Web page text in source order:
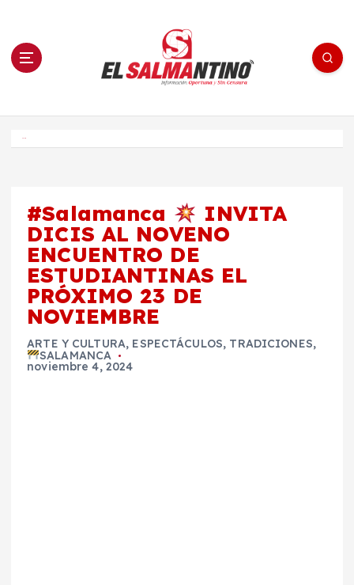
n El Salmantino - medios/noticias/editorial
#Salamanca INVITA
DICIS AL NOVENO
ENCUENTRO DE
ESTUDIANTINAS EL
PRÓXIMO 23 DE
NOVIEMBRE
ARTE Y CULTURA, ESPECTÁCULOS, TRADICIONES,
SALAMANCA
noviembre 4, 2024